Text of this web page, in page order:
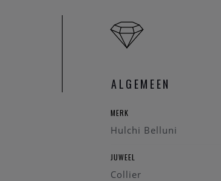
ALGEMEEN
MERK
Hulchi Belluni
JUWEEL
Collier